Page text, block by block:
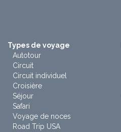
Types de voyage
Autotour
Circuit
Circuit individuel
Croisière
Séjour
Safari
Voyage de noces
Road Trip USA